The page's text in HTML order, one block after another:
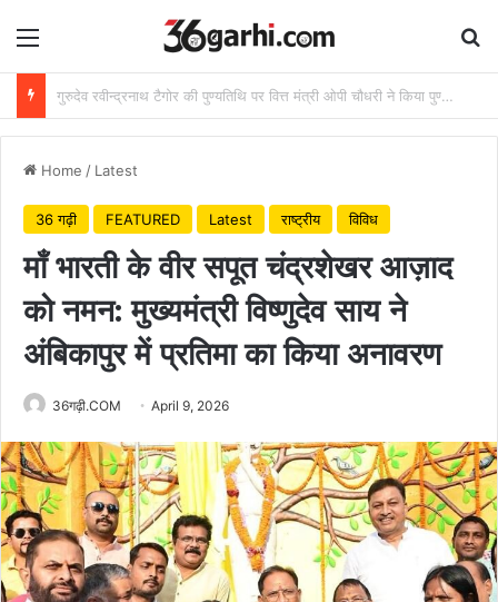
Menu
राष्ट्रीय हथकरघा दिवस पर वित्त मंत्री ओपी चौधरी ने बुनकरों को दी शुभकामनाएं
Home / Latest
36 गढ़ी FEATURED Latest राष्ट्रीय विविध
माँ भारती के वीर सपूत चंद्रशेखर आज़ाद
को नमन: मुख्यमंत्री विष्णुदेव साय ने
अंबिकापुर में प्रतिमा का किया अनावरण
36गढ़ी.COM April 9, 2026